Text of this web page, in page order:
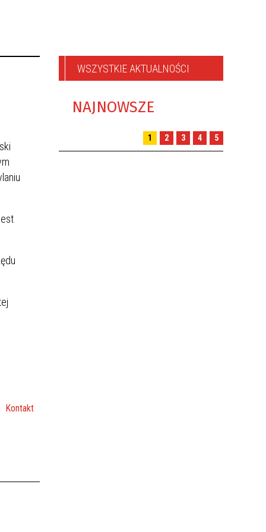
Kontakt
WSZYSTKIE AKTUALNOŚCI
NAJNOWSZE
1 2 3 4 5